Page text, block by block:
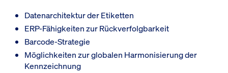
Datenarchitektur der Etiketten
ERP-Fähigkeiten zur Rückverfolgbarkeit
Barcode-Strategie
Möglichkeiten zur globalen Harmonisierung der
Kennzeichnung